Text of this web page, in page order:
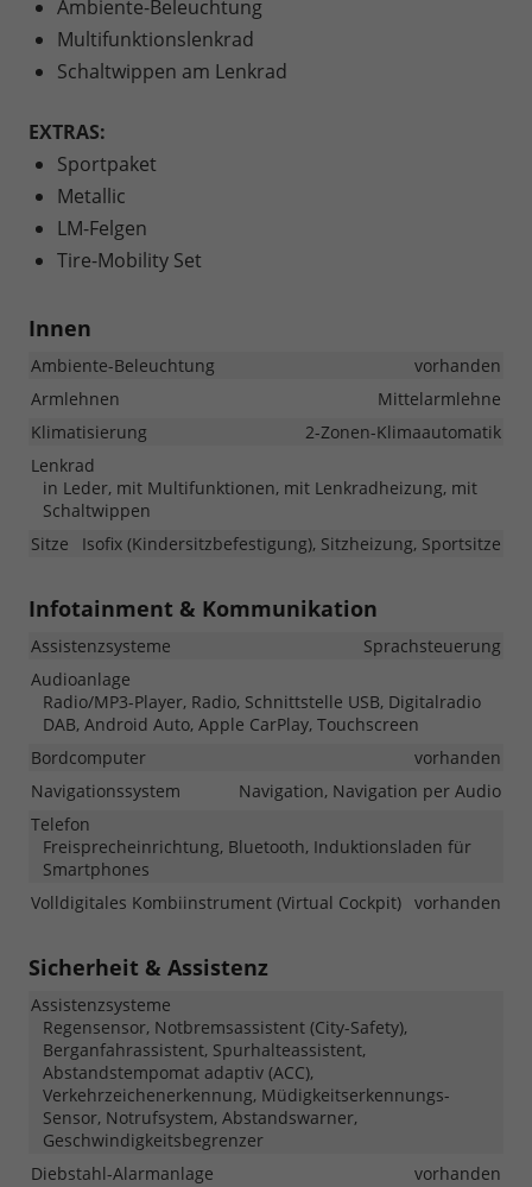
Ambiente-Beleuchtung
Multifunktionslenkrad
Schaltwippen am Lenkrad
EXTRAS:
Sportpaket
Metallic
LM-Felgen
Tire-Mobility Set
Innen
Ambiente-Beleuchtung
vorhanden
Armlehnen
Mittelarmlehne
Klimatisierung
2-Zonen-Klimaautomatik
Lenkrad
in Leder, mit Multifunktionen, mit Lenkradheizung, mit
Schaltwippen
Sitze
Isofix (Kindersitzbefestigung), Sitzheizung, Sportsitze
Infotainment & Kommunikation
Assistenzsysteme
Sprachsteuerung
Audioanlage
Radio/MP3-Player, Radio, Schnittstelle USB, Digitalradio
DAB, Android Auto, Apple CarPlay, Touchscreen
Bordcomputer
vorhanden
Navigationssystem
Navigation, Navigation per Audio
Telefon
Freisprecheinrichtung, Bluetooth, Induktionsladen für
Smartphones
Volldigitales Kombiinstrument (Virtual Cockpit) vorhanden
Sicherheit & Assistenz
Assistenzsysteme
Regensensor, Notbremsassistent (City-Safety),
Berganfahrassistent, Spurhalteassistent,
Abstandstempomat adaptiv (ACC),
Verkehrzeichenerkennung, Müdigkeitserkennungs-
Sensor, Notrufsystem, Abstandswarner,
Geschwindigkeitsbegrenzer
Diebstahl-Alarmanlage
vorhanden